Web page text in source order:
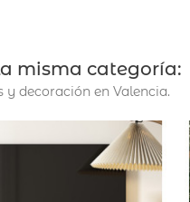
misma categoría:
y decoración en Valencia.